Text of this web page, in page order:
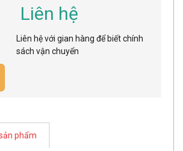
Liên hệ
Liên hệ với gian hàng để biết chính
sách vận chuyển
phẩm